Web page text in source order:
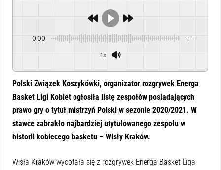
0:00 -:--
1x
Polski Związek Koszykówki, organizator rozgrywek Energa
Basket Ligi Kobiet ogłosiła listę zespołów posiadających
prawo gry o tytuł mistrzyń Polski w sezonie 2020/2021. W
stawce zabrakło najbardziej utytułowanego zespołu w
historii kobiecego basketu – Wisły Kraków.
Wisła Kraków wycofała się z rozgrywek Energa Basket Liga